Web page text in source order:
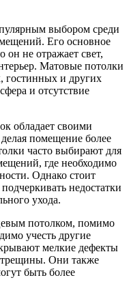
выбором среди
Его основное
он не отражает свет,
Матовые потолки
гостинных и других
и отсутствие
обладает своими
помещение более
часто выбирают для
где необходимо
Однако стоит
недостатки
ухода.
потолком, помимо
учесть другие
мелкие дефекты
трещины. Они также
быть более